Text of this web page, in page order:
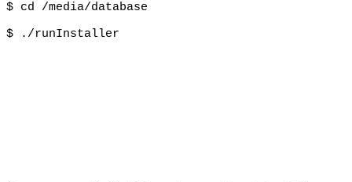
$ cd /media/database
$ ./runInstaller